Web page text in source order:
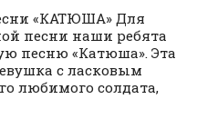
«КАТЮША» Для
песни наши ребята
песню «Катюша». Эта
с ласковым
любимого солдата,